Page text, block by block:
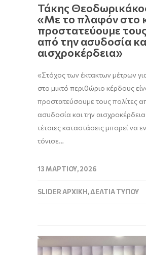
Τάκης
«Με το πλαφόν στο
προστατεύουμε
από την ασυδοσία
αισχροκέρδεια»
«Στόχος των έκτακτων μέτρων
στο μικτό περιθώριο κέρδους
προστατεύσουμε τους πολίτες
ασυδοσία και την
τέτοιες καταστάσεις μπορεί να
τόνισε…
13 ΜΑΡΤΊΟΥ, 2026
SLIDER ΑΡΧΙΚΉ,ΔΕΛΤΊΑ ΤΎΠΟΥ